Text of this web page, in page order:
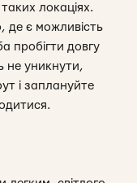
локаціях.
де є можливість
пробігти довгу
не уникнути,
і заплануйте